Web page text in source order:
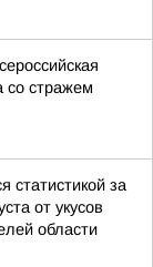
со стражем
статистикой за
от укусов
области